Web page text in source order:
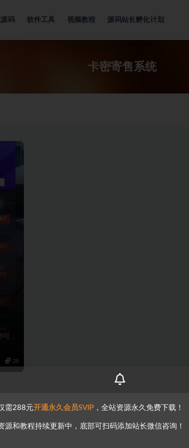
码 软件工具 视频教程 源码站长孵化计划
卡密寄售系统
，
28
需288元开通永久会员SVIP ，全站资源永久免费下载！
源和教程持续更新中，底部可扫码添加站长微信咨询！